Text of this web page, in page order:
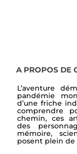
A PROPOS DE
L’aventure
pandémie
d’une friche
comprendre
chemin, ces
des
mémoire,
posent plein de